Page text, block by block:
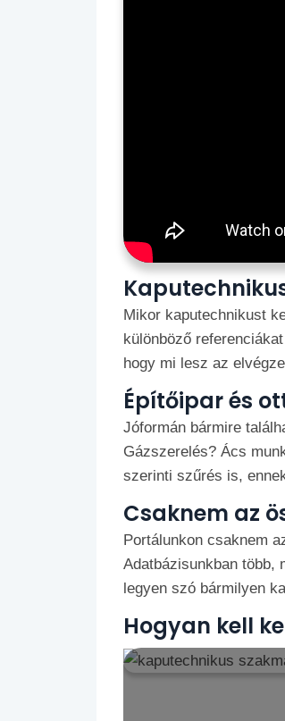
Mikor kaputechnikust
különböző
hogy mi lesz az
Építőipar és
Jóformán bármire
Gázszerelés? Ács
szerinti szűrés is,
Csaknem az
Portálunkon csaknem
Adatbázisunkban több,
legyen szó bármilyen
Hogyan kell